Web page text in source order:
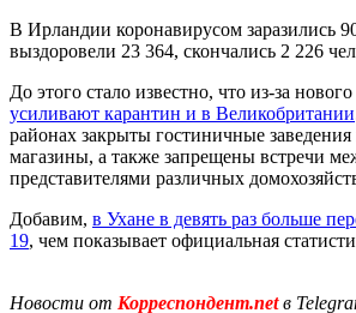
В Ирландии коронавирусом заразились
выздоровели 23 364, скончались 2 226
До этого стало известно, что из-за
усиливают карантин и в Великобритании
районах закрыты гостиничные
магазины, а также запрещены встречи
представителями различных
Добавим, в Ухане в девять раз больше
19, чем показывает официальная
Новости от Корреспондент.netв